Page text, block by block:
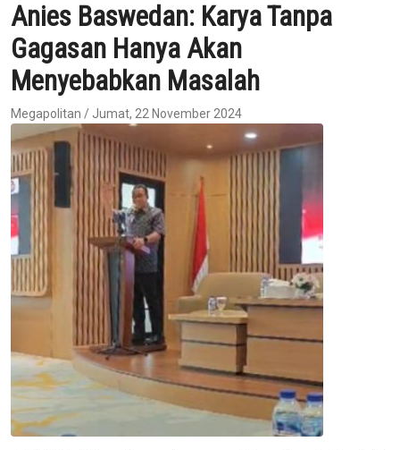
Anies Baswedan: Karya Tanpa
Gagasan Hanya Akan
Menyebabkan Masalah
Megapolitan / Jumat, 22 November 2024